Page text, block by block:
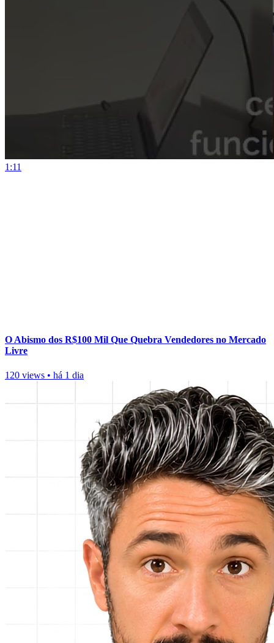
1:11
O Abismo dos R$100 Mil Que Quebra Vendedores no Mercado
Livre
120 views • há 1 dia